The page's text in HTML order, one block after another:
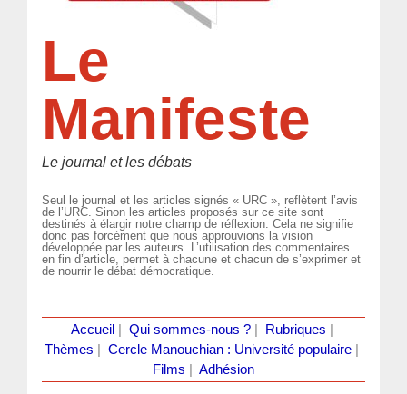
Le
Manifeste
Le journal et les débats
Seul le journal et les articles signés « URC », reflètent l’avis
de l’URC. Sinon les articles proposés sur ce site sont
destinés à élargir notre champ de réflexion. Cela ne signifie
donc pas forcément que nous approuvions la vision
développée par les auteurs. L’utilisation des commentaires
en fin d’article, permet à chacune et chacun de s’exprimer et
de nourrir le débat démocratique.
Accueil Qui sommes-nous ?| Rubriques
Thèmes
Cercle Manouchian : Université populaire
Films
Adhésion